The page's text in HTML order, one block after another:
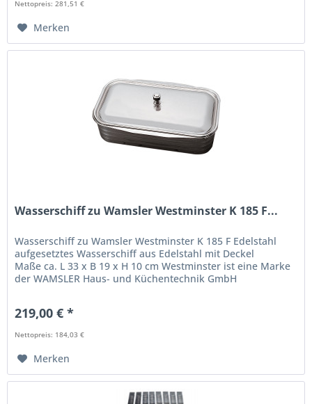
Nettopreis: 281,51 €
Merken
Wasserschiff zu Wamsler Westminster K 185 F...
Wasserschiff zu Wamsler Westminster K 185 F Edelstahl
aufgesetztes Wasserschiff aus Edelstahl mit Deckel
Maße ca. L 33 x B 19 x H 10 cm Westminster ist eine Marke
der WAMSLER Haus- und Küchentechnik GmbH
219,00 € *
Nettopreis: 184,03 €
Merken